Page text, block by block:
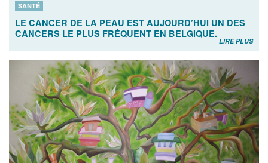
SANTÉ
LE CANCER DE LA PEAU EST AUJOURD’HUI UN DES
CANCERS LE PLUS FRÉQUENT EN BELGIQUE.
LIRE PLUS